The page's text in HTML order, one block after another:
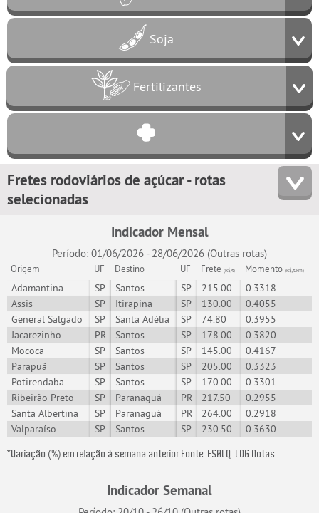
Soja
Fertilizantes
Fretes rodoviários de açúcar - rotas
selecionadas
Indicador Mensal
Período: 01/06/2026 - 28/06/2026 (Outras rotas)
Origem UF Destino UF Frete(R$/t) Momento(R$/t.km)
Adamantina SP Santos SP 215.00
0.3318
Assis
SP Itirapina SP 130.00
0.4055
General Salgado
SP Santa Adélia SP 74.80
0.3955
Jacarezinho
PR Santos SP 178.00
0.3820
Mococa
SP Santos SP 145.00
0.4167
Parapuã
SP Santos SP 205.00
0.3323
Potirendaba
SP Santos SP 170.00
0.3301
Ribeirão Preto
SP Paranaguá PR 217.50
0.2955
Santa Albertina
SP Paranaguá PR 264.00
0.2918
Valparaíso
SP Santos SP 230.50 0.3630
*Variação (%) em relação à semana anterior Fonte: ESALQ-LOG Notas:
Indicador Semanal